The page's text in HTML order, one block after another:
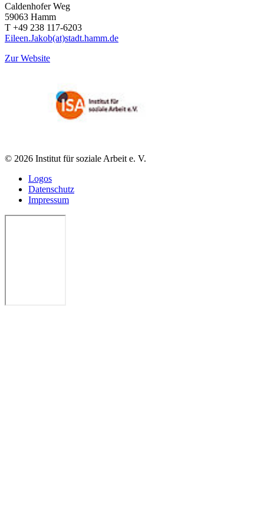
Caldenhofer Weg
59063 Hamm
T +49 238 117-6203
Eileen.Jakob(at)stadt.hamm.de
Zur Website
© 2026 Institut für soziale Arbeit e. V.
Logos
Datenschutz
Impressum